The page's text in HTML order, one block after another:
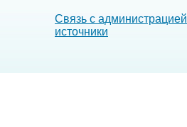
Связь с администрацией
источники